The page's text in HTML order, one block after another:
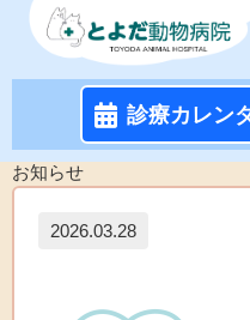
診療カレン
お知らせ
2026.03.28